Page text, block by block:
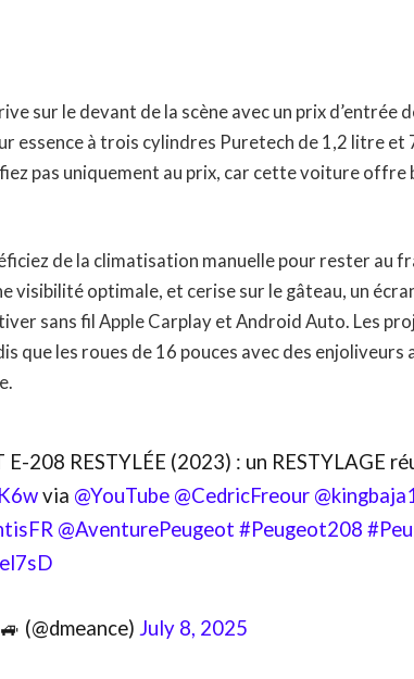
sur le devant de la scène avec un prix d’entrée
essence à trois cylindres Puretech de 1,2 litre et
pas uniquement au prix, car cette voiture offre
de la climatisation manuelle pour rester au
visibilité optimale, et cerise sur le gâteau, un
sans fil Apple Carplay et Android Auto. Les
que les roues de 16 pouces avec des enjoliveurs
E-208 RESTYLÉE (2023) : un RESTYLAGE
via @YouTube @CedricFreour
@AventurePeugeot #Peugeot208
(@dmeance) July 8, 2025